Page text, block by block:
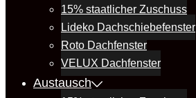
15% staatlicher Zuschuss
Lideko Dachschiebefenster
Roto Dachfenster
VELUX Dachfenster
Austausch